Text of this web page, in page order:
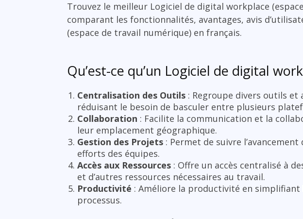
Trouvez le meilleur Logiciel de digital workplace
comparant les fonctionnalités, avantages, avis
(espace de travail numérique) en français.
Qu’est-ce qu’un Logiciel de digital
Centralisation des Outils : Regroupe divers outils et
réduisant le besoin de basculer entre plusieurs
Collaboration : Facilite la communication et la
leur emplacement géographique.
Gestion des Projets : Permet de suivre
efforts des équipes.
Accès aux Ressources : Offre un accès centralisé à
et d’autres ressources nécessaires au travail.
Productivité : Améliore la productivité en simplifiant
processus.